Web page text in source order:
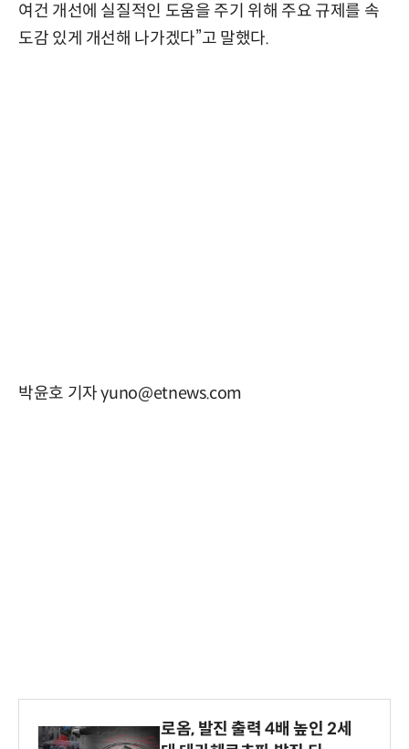
여건 개선에 실질적인 도움을 주기 위해 주요 규제를 속
도감 있게 개선해 나가겠다”고 말했다.
박윤호 기자 yuno@etnews.com
로옴, 발진 출력 4배 높인 2세